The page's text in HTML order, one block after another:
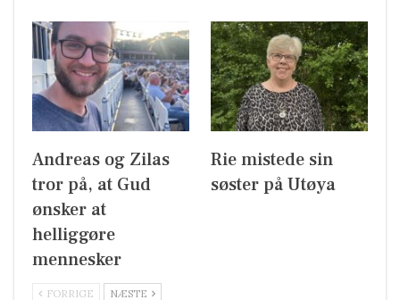
Andreas og Zilas
tror på, at Gud
ønsker at
helliggøre
mennesker
Rie mistede sin
søster på Utøya
FORRIGE NÆSTE